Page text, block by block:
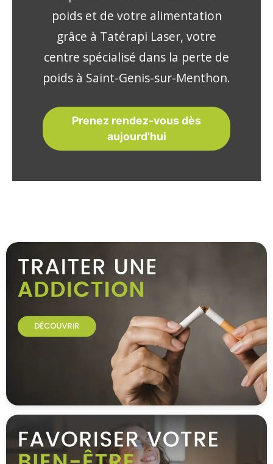
poids et de votre alimentation
grâce à Tatérapi Laser, votre
centre spécialisé dans la perte de
poids à Saint-Genis-sur-Menthon.
Prenez rendez-vous dès
aujourd'hui